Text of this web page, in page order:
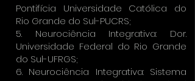
Pontifícia Universidade Católica do
Rio Grande do Sul-PUCRS;
5. Neurociência Integrativa: Dor.
Universidade Federal do Rio Grande
do Sul-UFRGS;
6. Neurociência Integrativa: Sistema